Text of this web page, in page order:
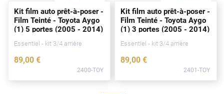
Land Rover
Mini
Kit film auto prêt-à-poser -
Film Teinté - Toyota Aygo
(1) 5portes (2005 - 2014)
Essentiel - kit 3/4 arrière
89,00 €
2400-TOY
Kit film auto prêt-à-poser -
Film Teinté - Toyota Aygo
(1) 3portes (2005 - 2014)
Essentiel - kit 3/4 arrière
89,00 €
2401-TOY